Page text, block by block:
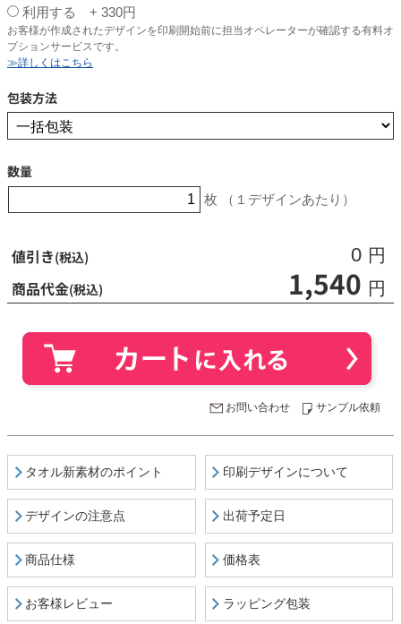
利用する + 330円
お客様が作成されたデザインを印刷開始前に担当オペレーターが確認する有料オ
プションサービスです。
≫詳しくはこちら
包装方法
数量
枚 （１デザインあたり）
値引き(税込) 0 円
商品代金(税込) 1,540 円
サンプル依頼
お問い合わせ
タオル新素材のポイント 印刷デザインについて
デザインの注意点 出荷予定日
商品仕様 価格表
お客様レビュー ラッピング包装